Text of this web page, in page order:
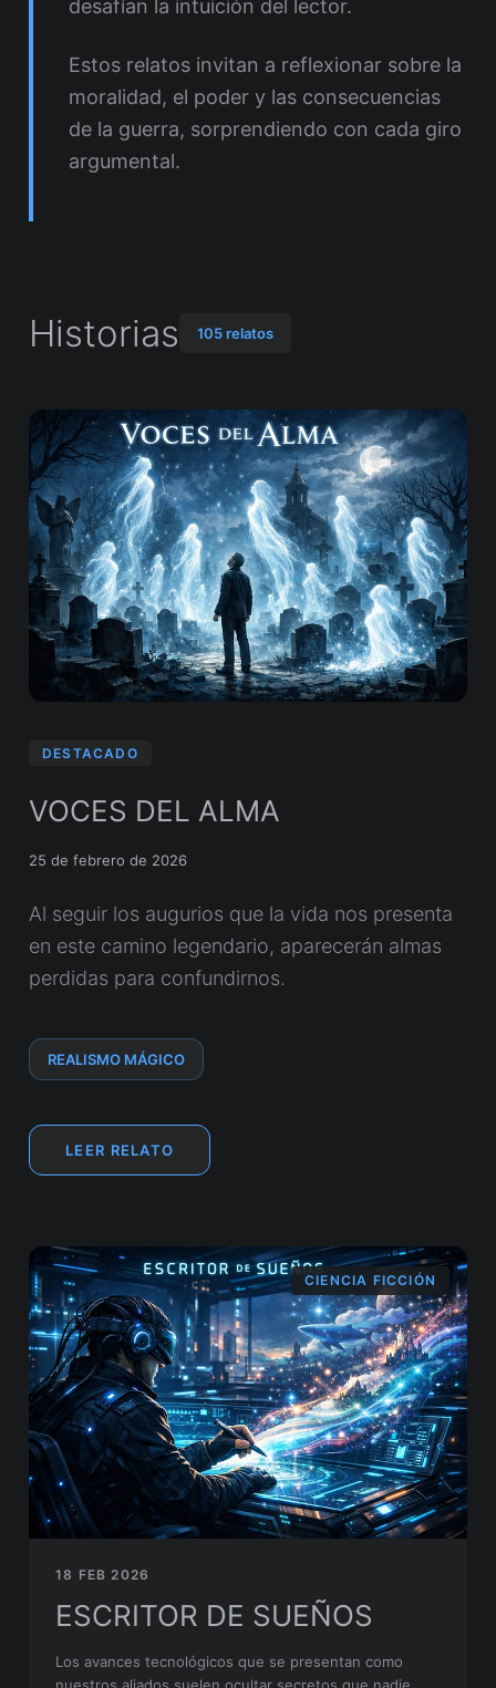
desafían la intuición del lector.
Estos relatos invitan a reflexionar sobre la
moralidad, el poder y las consecuencias
de la guerra, sorprendiendo con cada giro
argumental.
Historias 105 relatos
DESTACADO
VOCES DEL ALMA
25 de febrero de 2026
Al seguir los augurios que la vida nos presenta
en este camino legendario, aparecerán almas
perdidas para confundirnos.
REALISMO MÁGICO
LEER RELATO
CIENCIA FICCIÓN
18 FEB 2026
ESCRITOR DE SUEÑOS
Los avances tecnológicos que se presentan como